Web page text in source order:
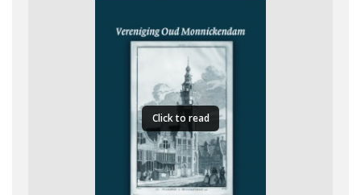
Click to read